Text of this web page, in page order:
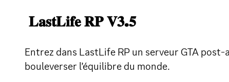
𝐋𝐚𝐬𝐭𝐋𝐢𝐟𝐞 𝐑𝐏 𝐕𝟑.𝟓
Entrez dans LastLife RP un serveur GTA
bouleverser l’équilibre du monde.